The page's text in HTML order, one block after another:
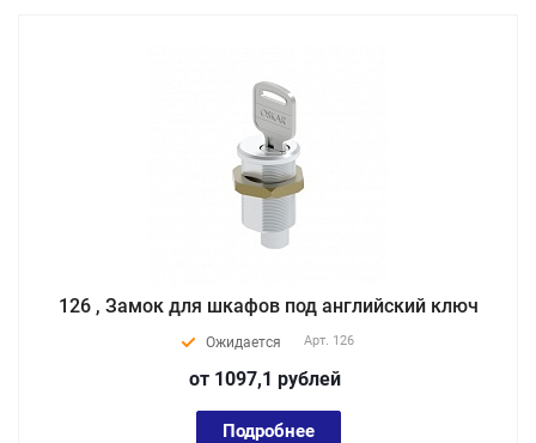
126 , Замок для шкафов под английский ключ
Ожидается Арт. 126
от 1097,1 рублей
Подробнее